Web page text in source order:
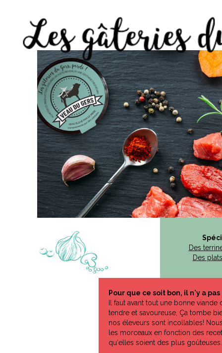
Des
Des
Pour que ce soit bon, il n'y a
Il faut avant tout une bonne viande
tendre et savoureuse, Ça tombe
nos éleveurs sont incollables!
les morceaux en fonction des
qu'elles soient des plus goûteuses.